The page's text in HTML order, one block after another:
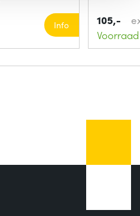
Info 105,-
Voorraad